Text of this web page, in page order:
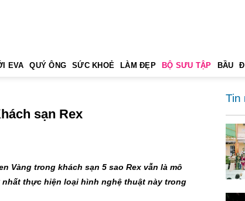
EVA QUÝ ÔNG SỨC KHOẺ LÀM ĐẸP BỘ SƯU TẬP BẦU
sạn Rex
Vàng trong khách sạn 5 sao Rex vẫn là mô
thực hiện loại hình nghệ thuật này trong
Tin